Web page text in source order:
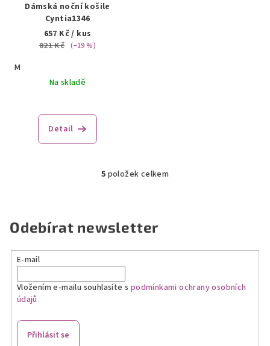
Dámská noční košile
Cyntia1346
657 Kč/ kus
821 Kč (–19 %)
M
Na skladě
Detail
O
á
d
a
p
5 položek celkem
Odebírat newsletter
E-mail
Vložením e-mailu souhlasíte s podmínkami ochrany osobních
údajů
Přihlásit se